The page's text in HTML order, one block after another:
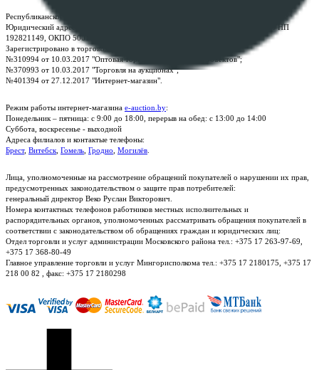
Республиканское унитарное предприятие по оказанию услуг "БелЮрОбеспечение"
Юридический адрес: г. Минск, пр-т. Дзержинского, 1Б, e-mail:
, УНП
192821149, ОКПО 500111895000
Зарегистрировано в торговом реестре Республики Беларусь:
№310994 от 10.03.2017 "Оптовая торговля без торговых объектов";
№370993 от 10.03.2017 "Торговля на аукционах";
№401394 от 27.12.2017 "Интернет-магазин".
Режим работы интернет-магазина e-auction.by:
Понедельник – пятница: с 9:00 до 18:00, перерыв на обед: с 13:00 до 14:00
Суббота, воскресенье - выходной
Адреса филиалов и контактые телефоны:
Брест, Витебск Гомель Гродно Могилёв
Лица, уполномоченные на рассмотрение обращений покупателей о нарушении их прав,
предусмотренных законодательством о защите прав потребителей:
генеральный директор Веко Руслан Викторович.
Номера контактных телефонов работников местных исполнительных и
распорядительных органов, уполномоченных рассматривать обращения покупателей в
соответствии с законодательством об обращениях граждан и юридических лиц:
Отдел торговли и услуг администрации Московского района тел.: +375 17 263-97-69,
+375 17 368-80-49
Главное управление торговли и услуг Мингорисполкома тел.: +375 17 2180175, +375 17
218 00 82 , факс: +375 17 2180298